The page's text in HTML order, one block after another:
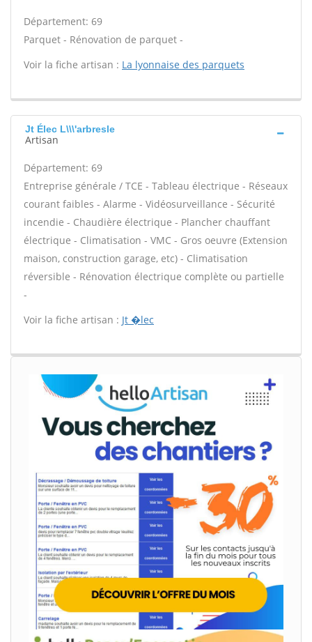
Département: 69
Parquet - Rénovation de parquet -
Voir la fiche artisan : La lyonnaise des parquets
Jt Élec L\\\'arbresle
Artisan
Département: 69
Entreprise générale / TCE - Tableau électrique - Réseaux
courant faibles - Alarme - Vidéosurveillance - Sécurité
incendie - Chaudière électrique - Plancher chauffant
électrique - Climatisation - VMC - Gros oeuvre (Extension
maison, construction garage, etc) - Climatisation
réversible - Rénovation électrique complète ou partielle
-
Voir la fiche artisan : Jt �lec